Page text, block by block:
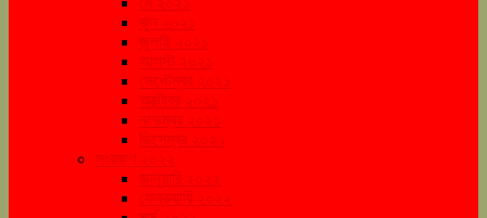
জুন ২০২১
জুলাই ২০২১
আগস্ট ২০২১
সেপ্টেম্বর ২০২১
অক্টোবর ২০২১
নভেম্বর ২০২১
ডিসেম্বর ২০২১
সংরক্ষণ ২০২২
জানুয়ারি ২০২২
ফেব্রুয়ারি ২০২২